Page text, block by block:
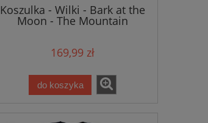
Koszulka - Wilki - Bark at the
Moon - The Mountain
169,99 zł
do koszyka